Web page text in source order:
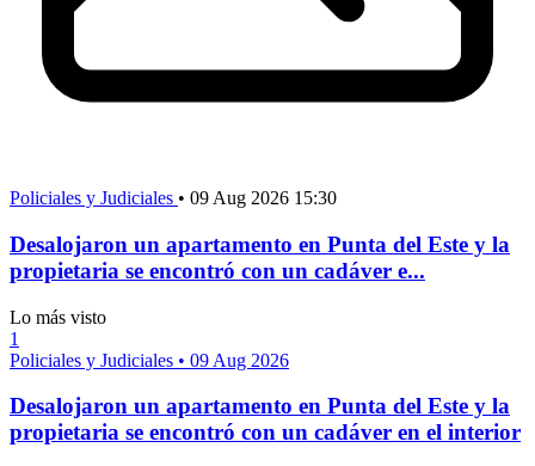
Policiales y Judiciales • 09 Aug 2026 15:30
Desalojaron un apartamento en Punta del Este y la
propietaria se encontró con un cadáver e...
Lo más visto
1
Policiales y Judiciales • 09 Aug 2026
Desalojaron un apartamento en Punta del Este y la
propietaria se encontró con un cadáver en el interior